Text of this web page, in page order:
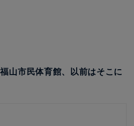
山市民体育館、以前はそこに